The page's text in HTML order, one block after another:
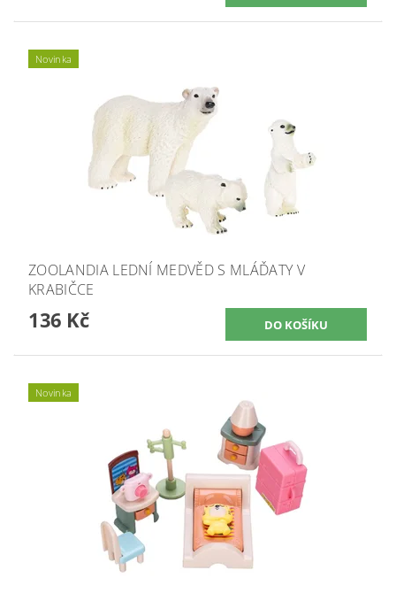
Novinka
ZOOLANDIA LEDNÍ MEDVĚD S MLÁĎATY V
KRABIČCE
136 Kč
Novinka